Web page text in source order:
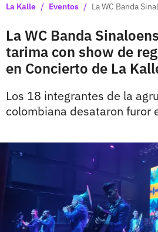
La Kalle / Eventos / La WC Banda
La WC Banda
tarima con show de
en Concierto de La
Los 18 integrantes de la
colombiana desataron furor